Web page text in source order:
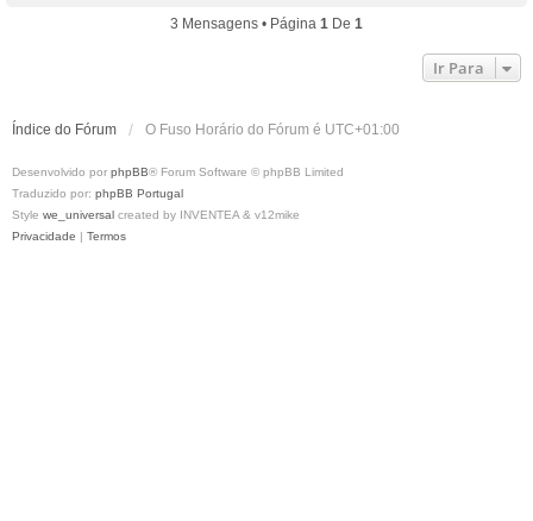
3 Mensagens • Página 1 De 1
Ir Para
Índice do Fórum O Fuso Horário do Fórum é UTC+01:00
Desenvolvido por phpBB® Forum Software © phpBB Limited
Traduzido por: phpBB Portugal
Style we_universal created by INVENTEA & v12mike
Privacidade
Termos